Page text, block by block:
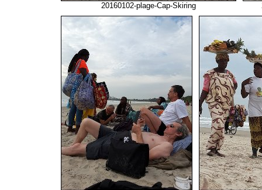
20160102-plage-Cap-Skiring